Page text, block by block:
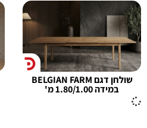
שולחן דגם BELGIAN FARM
במידה 1.80/1.00 מ'